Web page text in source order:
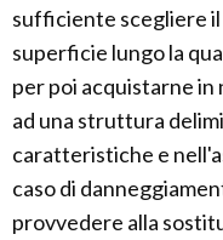
sufficiente scegliere il
superficie lungo la
per poi acquistarne
ad una struttura
caratteristiche e
caso di
provvedere alla